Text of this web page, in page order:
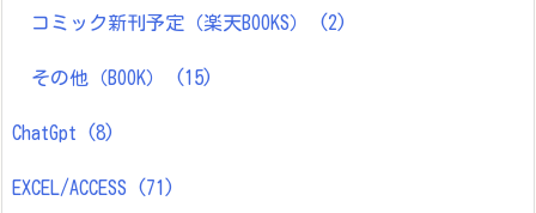
コミック新刊予定（楽天BOOKS） (2)
その他（BOOK） (15)
ChatGpt (8)
EXCEL/ACCESS (71)